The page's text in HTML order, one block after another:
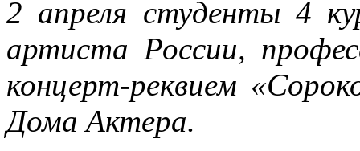
2 апреля студенты 4
артиста России,
концерт-реквием
Дома Актера.